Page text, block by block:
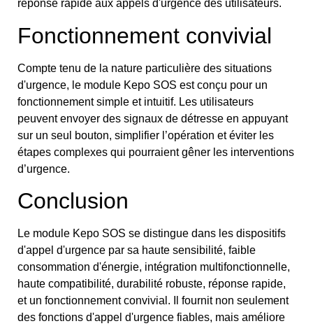
réponse rapide aux appels d'urgence des utilisateurs.
Fonctionnement convivial
Compte tenu de la nature particulière des situations
d'urgence, le module Kepo SOS est conçu pour un
fonctionnement simple et intuitif. Les utilisateurs
peuvent envoyer des signaux de détresse en appuyant
sur un seul bouton, simplifier l’opération et éviter les
étapes complexes qui pourraient gêner les interventions
d’urgence.
Conclusion
Le module Kepo SOS se distingue dans les dispositifs
d'appel d'urgence par sa haute sensibilité, faible
consommation d'énergie, intégration multifonctionnelle,
haute compatibilité, durabilité robuste, réponse rapide,
et un fonctionnement convivial. Il fournit non seulement
des fonctions d'appel d'urgence fiables, mais améliore